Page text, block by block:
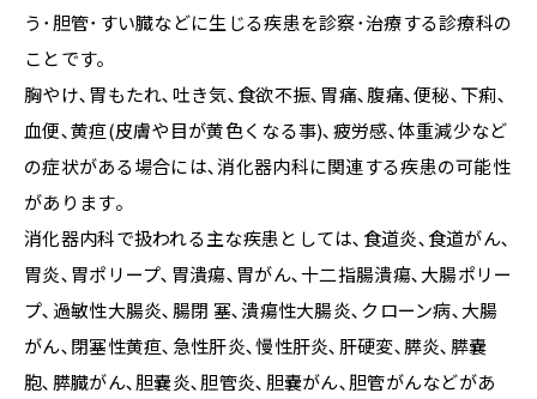
う･胆管･すい臓などに生じる疾患を診察･治療する診療科の
ことです。
胸やけ､胃もたれ､吐き気､食欲不振､胃痛､腹痛､便秘､下痢､
血便､黄疸(皮膚や目が黄色くなる事)､疲労感､体重減少など
の症状がある場合には､消化器内科に関連する疾患の可能性
があります。
消化器内科で扱われる主な疾患としては､食道炎､食道がん､
胃炎､胃ポリープ､胃潰瘍､胃がん､十二指腸潰瘍､大腸ポリー
プ､過敏性大腸炎､腸閉 塞､潰瘍性大腸炎､クローン病､大腸
がん､閉塞性黄疸､急性肝炎､慢性肝炎､肝硬変､膵炎､膵嚢
胞､膵臓がん､胆嚢炎､胆管炎､胆嚢がん､胆管がんなどがあ